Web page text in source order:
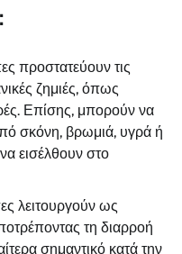
προστατεύουν τις
ζημιές, όπως
Επίσης, μπορούν να
σκόνη, βρωμιά, υγρά ή
εισέλθουν στο
λειτουργούν ως
τη διαρροή
σημαντικό κατά την